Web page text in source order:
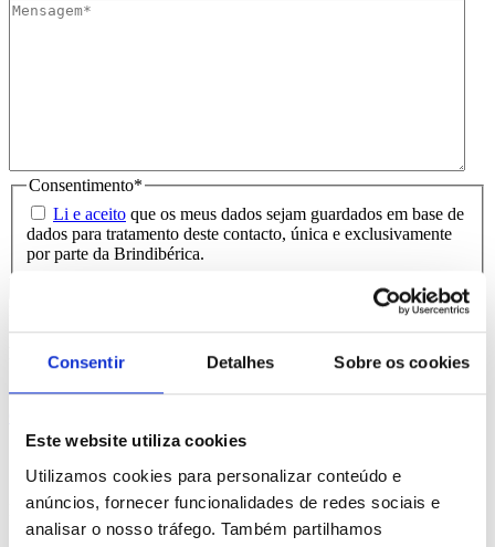
Consentir Detalhes Sobre os cookies
Este website utiliza cookies
Utilizamos cookies para personalizar conteúdo e
anúncios, fornecer funcionalidades de redes sociais e
analisar o nosso tráfego. Também partilhamos
Consentimento*
Li e aceito que os meus dados sejam guardados em base de
dados para tratamento deste contacto, única e exclusivamente
por parte da Brindibérica.
Produtos Relacionados
Croco
REF. BI-PS-91746